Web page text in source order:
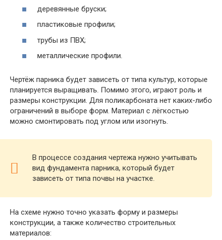
деревянные бруски;
пластиковые профили;
трубы из ПВХ;
металлические профили.
Чертёж парника будет зависеть от типа культур, которые
планируется выращивать. Помимо этого, играют роль и
размеры конструкции. Для поликарбоната нет каких-либо
ограничений в выборе форм. Материал с лёгкостью
можно смонтировать под углом или изогнуть.
В процессе создания чертежа нужно учитывать
вид фундамента парника, который будет
зависеть от типа почвы на участке.
На схеме нужно точно указать форму и размеры
конструкции, а также количество строительных
материалов: